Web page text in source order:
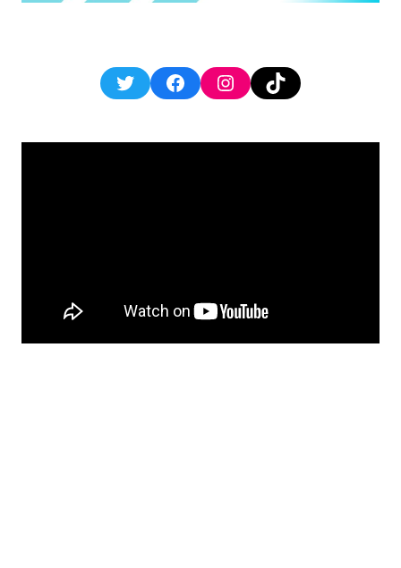
TwitterFacebookInstagram
TikTok